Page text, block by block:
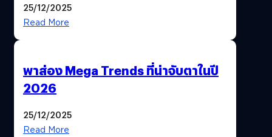
25/12/2025
Read More
พาส่อง Mega Trends ที่น่าจับตาในปี
2026
25/12/2025
Read More